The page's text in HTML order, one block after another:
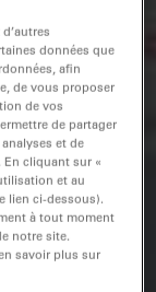
données que
afin
de vous proposer
de vos
de partager
et de
En cliquant sur «
et au
lien ci-dessous).
à tout moment
notre site.
savoir plus sur